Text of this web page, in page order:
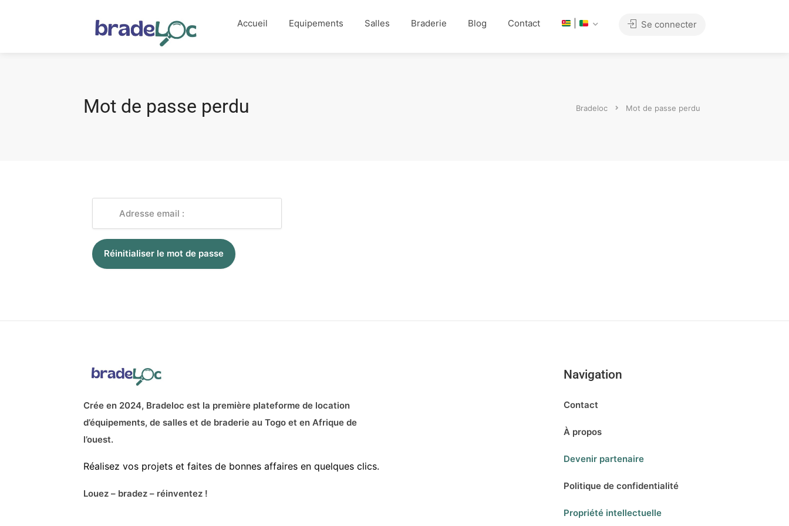
Accueil Equipements Salles Braderie Blog Contact Se connecter
Mot de passe perdu Bradeloc Mot de passe perdu
Crée en 2024, Bradeloc est la première plateforme de location
d’équipements, de salles et de braderie au Togo et en Afrique de
l’ouest.
Réalisez vos projets et faites de bonnes affaires en quelques clics.
Louez – bradez – réinventez !
Navigation
Contact
À propos
Devenir partenaire
Politique de confidentialité
Propriété intellectuelle